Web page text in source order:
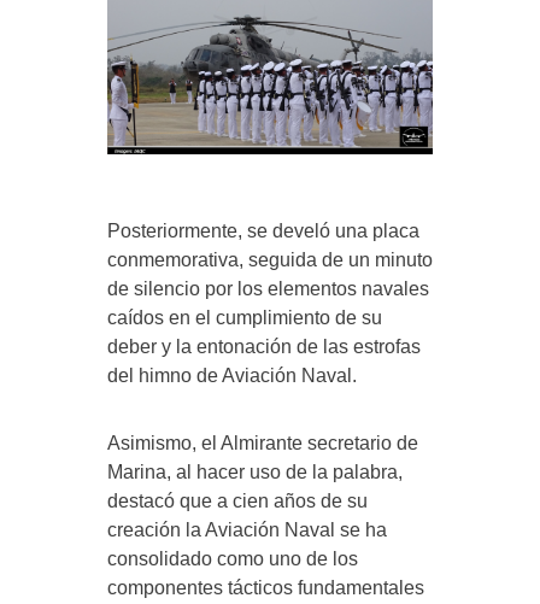
Posteriormente, se develó una placa
conmemorativa, seguida de un minuto
de silencio por los elementos navales
caídos en el cumplimiento de su
deber y la entonación de las estrofas
del himno de Aviación Naval.
Asimismo, el Almirante secretario de
Marina, al hacer uso de la palabra,
destacó que a cien años de su
creación la Aviación Naval se ha
consolidado como uno de los
componentes tácticos fundamentales